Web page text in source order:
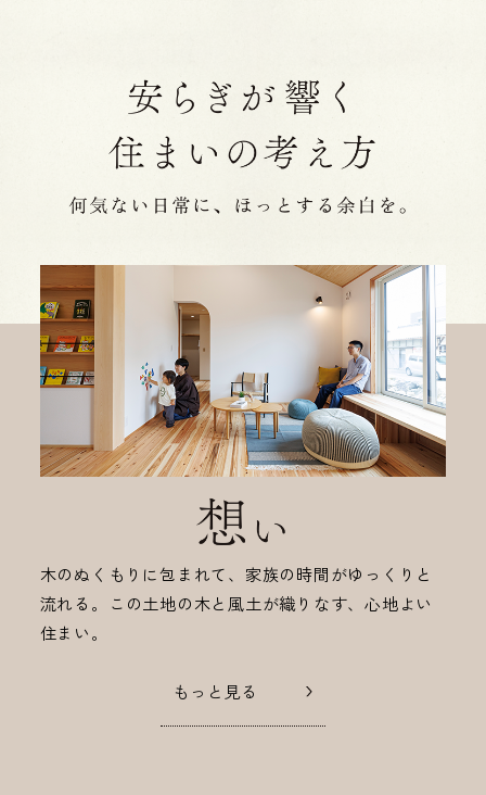
木のぬくもりに包まれて、家族の時間がゆっくりと
流れる。この土地の木と風土が織りなす、心地よい
住まい。
もっと見る